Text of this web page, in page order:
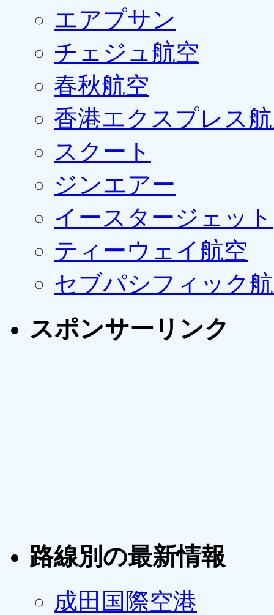
エアプサン
チェジュ航空
春秋航空
香港エクスプレス
スクート
ジンエアー
イースタージェット
ティーウェイ航空
セブパシフィック
スポンサーリンク
路線別の最新情報
成田国際空港